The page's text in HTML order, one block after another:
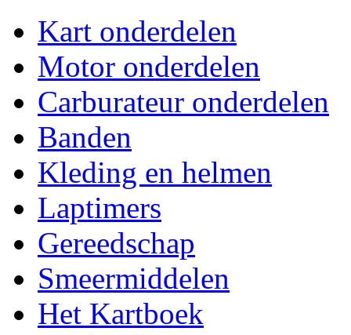
Kart onderdelen
Motor onderdelen
Carburateur onderdelen
Banden
Kleding en helmen
Laptimers
Gereedschap
Smeermiddelen
Het Kartboek